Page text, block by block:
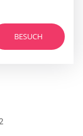
BESUCH